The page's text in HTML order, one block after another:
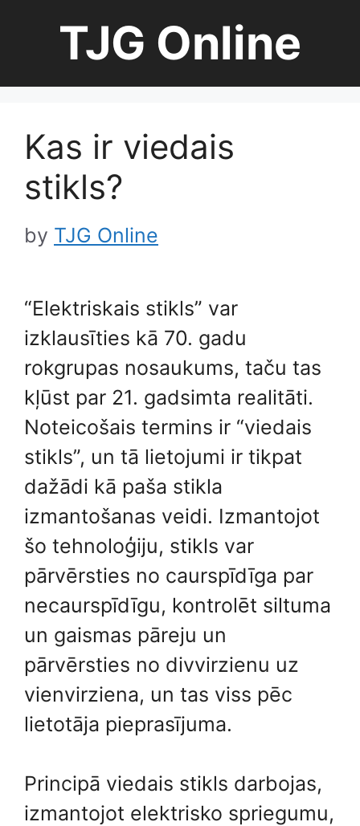
TJG Online
Kas ir viedais
stikls?
by TJG Online
“Elektriskais stikls” var
izklausīties kā 70. gadu
rokgrupas nosaukums, taču tas
kļūst par 21. gadsimta realitāti.
Noteicošais termins ir “viedais
stikls”, un tā lietojumi ir tikpat
dažādi kā paša stikla
izmantošanas veidi. Izmantojot
šo tehnoloģiju, stikls var
pārvērsties no caurspīdīga par
necaurspīdīgu, kontrolēt siltuma
un gaismas pāreju un
pārvērsties no divvirzienu uz
vienvirziena, un tas viss pēc
lietotāja pieprasījuma.
Principā viedais stikls darbojas,
izmantojot elektrisko spriegumu,